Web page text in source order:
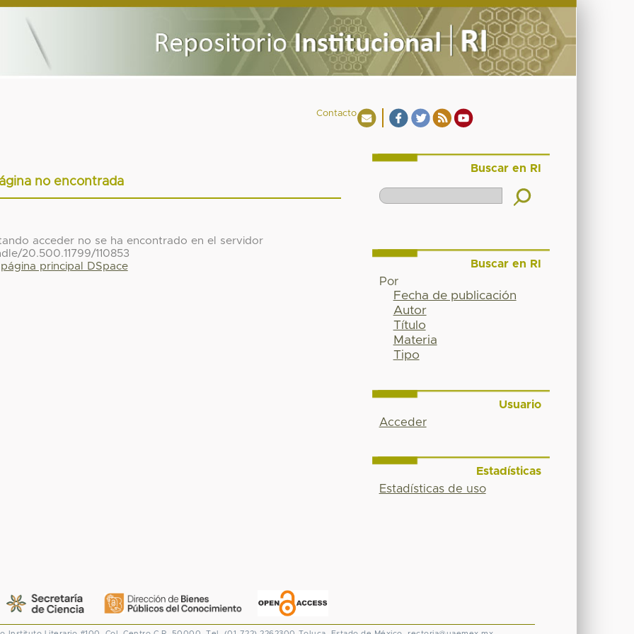
Contacto
no encontrada
acceder no se ha encontrado en el servidor
20.500.11799/110853
página principal DSpace
Buscar en RI
Buscar en RI
Por
Fecha de publicación
Autor
Título
Materia
Tipo
Usuario
Acceder
Estadísticas
Estadísticas de uso